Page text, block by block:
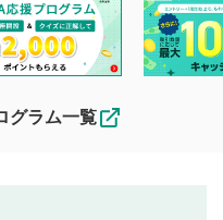
意事項をご理解のうえ、
ださい。
参考になるコメントをお
同意されたものとみなし
グラム一覧